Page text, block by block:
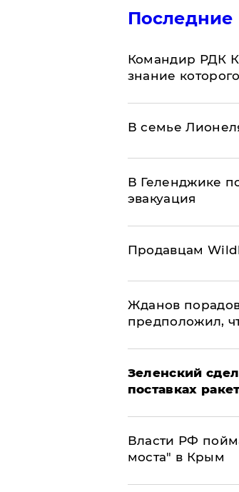
Последние
Командир РДК
знание
В семье
В Геленджике
эвакуация
Продавцам
Жданов
предположил,
Зеленский
поставках
Власти РФ
моста" в Крым